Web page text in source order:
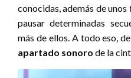
conocidas, además de unos
pausar determinadas
más de ellos. A todo eso,
apartado sonoro de la